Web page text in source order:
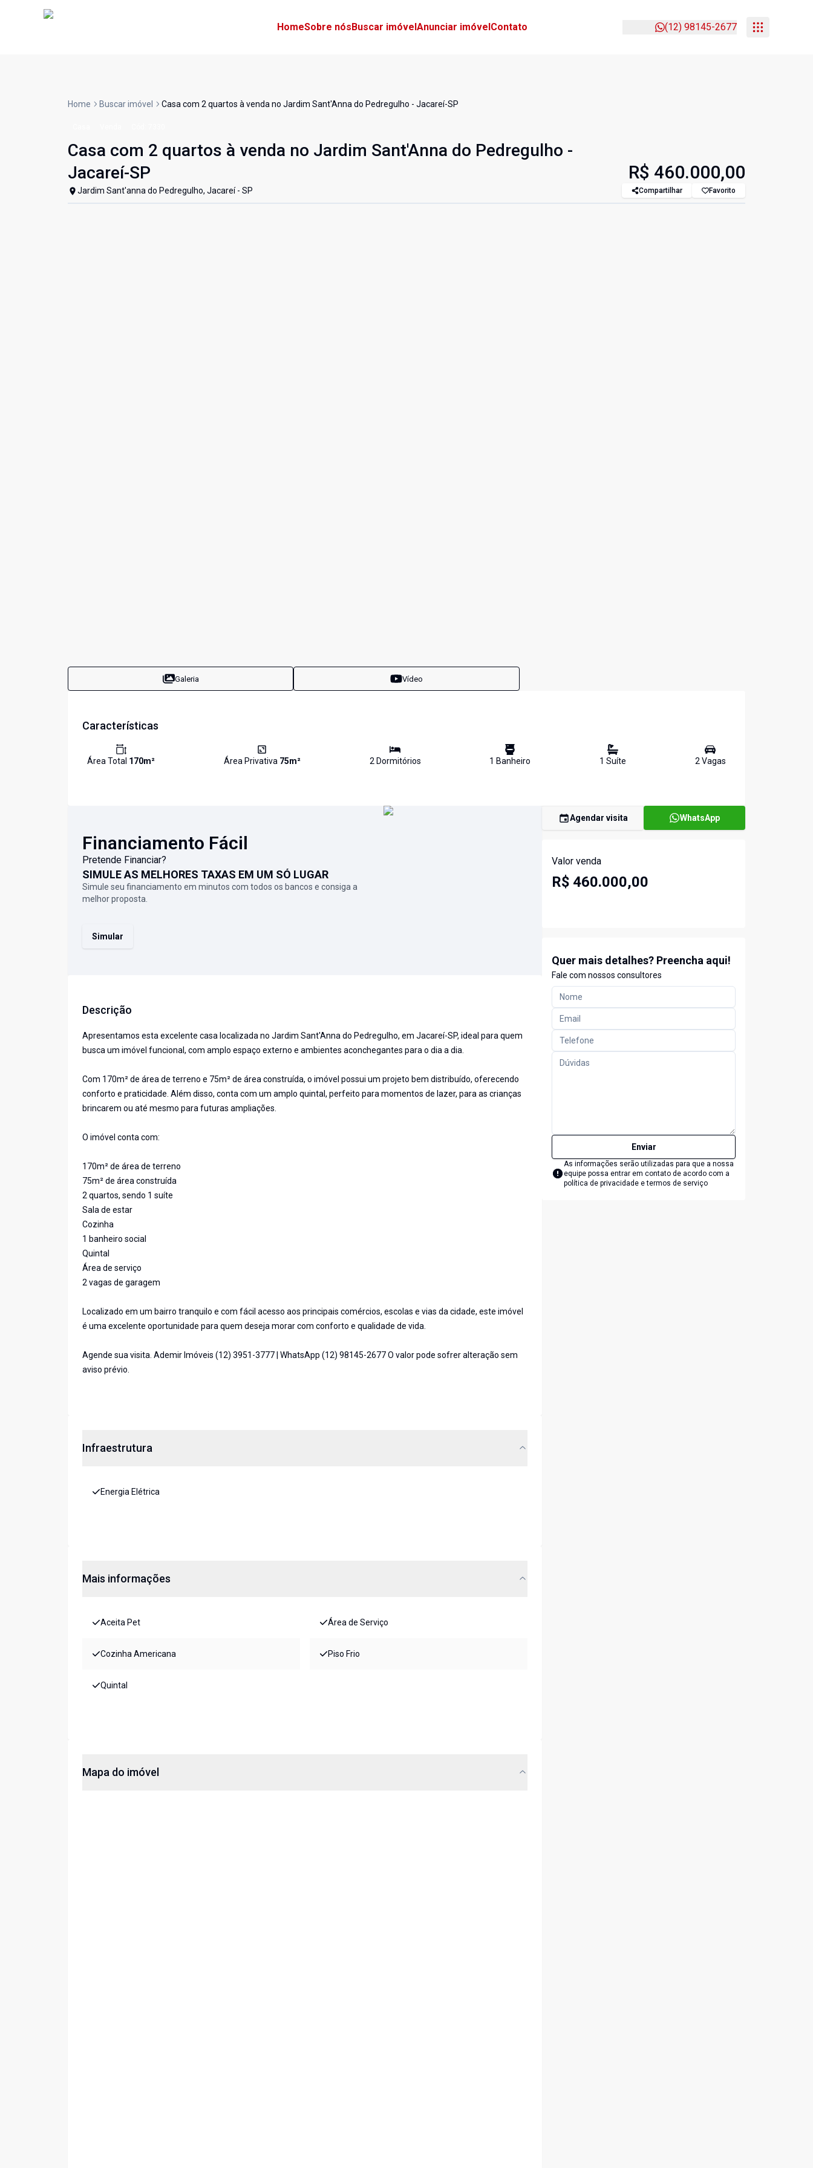
HomeSobre nósBuscar imóvelAnunciar imóvelContato (12) 98145-2677
Home Buscar imóvel Casa com 2 quartos à venda no Jardim Sant'Anna do Pedregulho - Jacareí-SP
Casa com 2 quartos à venda no Jardim Sant'Anna do Pedregulho -
Jacareí-SP
Jardim Sant'anna do Pedregulho, Jacareí - SP
R$ 460.000,00
Compartilhar Favorito
Galeria Vídeo
Características
Área Total 170m² Área Privativa 75m² 2Dormitórios 1 Banheiro 1 Suíte 2Vagas
Financiamento Fácil
Pretende Financiar?
SIMULE AS MELHORES TAXAS EM UM SÓ LUGAR
Simule seu financiamento em minutos com todos os bancos e consiga a
melhor proposta.
Simular
Descrição
Apresentamos esta excelente casa localizada no Jardim Sant'Anna do Pedregulho, em Jacareí-SP, ideal para quem
busca um imóvel funcional, com amplo espaço externo e ambientes aconchegantes para o dia a dia.
Com 170m² de área de terreno e 75m² de área construída, o imóvel possui um projeto bem distribuído, oferecendo
conforto e praticidade. Além disso, conta com um amplo quintal, perfeito para momentos de lazer, para as crianças
brincarem ou até mesmo para futuras ampliações.
O imóvel conta com:
170m² de área de terreno
75m² de área construída
2 quartos, sendo 1 suíte
Sala de estar
Cozinha
1 banheiro social
Quintal
Área de serviço
2 vagas de garagem
Localizado em um bairro tranquilo e com fácil acesso aos principais comércios, escolas e vias da cidade, este imóvel
é uma excelente oportunidade para quem deseja morar com conforto e qualidade de vida.
Agende sua visita. Ademir Imóveis (12) 3951-3777 | WhatsApp (12) 98145-2677 O valor pode sofrer alteração sem
aviso prévio.
Infraestrutura
Energia Elétrica
Mais informações
Aceita Pet Área de Serviço
Cozinha Americana Piso Frio
Quintal
Mapa do imóvel
Agendar visita WhatsApp
Valor venda
R$ 460.000,00
Quer mais detalhes? Preencha aqui!
Fale com nossos consultores
Enviar
As informações serão utilizadas para que a nossa
equipe possa entrar em contato de acordo com a
política de privacidade e termos de serviço